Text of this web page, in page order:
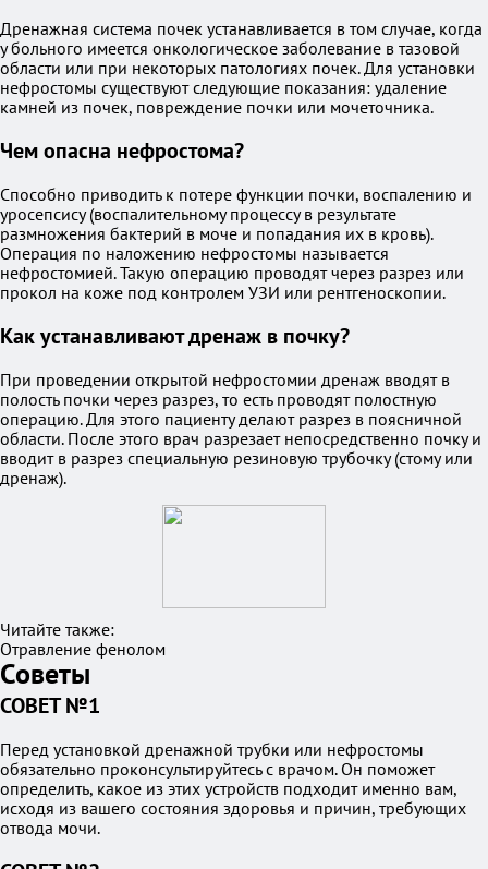
Дренажная система почек устанавливается в том случае, когда
у больного имеется онкологическое заболевание в тазовой
области или при некоторых патологиях почек. Для установки
нефростомы существуют следующие показания: удаление
камней из почек, повреждение почки или мочеточника.
Чем опасна нефростома?
Способно приводить к потере функции почки, воспалению и
уросепсису (воспалительному процессу в результате
размножения бактерий в моче и попадания их в кровь).
Операция по наложению нефростомы называется
нефростомией. Такую операцию проводят через разрез или
прокол на коже под контролем УЗИ или рентгеноскопии.
Как устанавливают дренаж в почку?
При проведении открытой нефростомии дренаж вводят в
полость почки через разрез, то есть проводят полостную
операцию. Для этого пациенту делают разрез в поясничной
области. После этого врач разрезает непосредственно почку и
вводит в разрез специальную резиновую трубочку (стому или
дренаж).
Читайте также:
Отравление фенолом
Советы
СОВЕТ №1
Перед установкой дренажной трубки или нефростомы
обязательно проконсультируйтесь с врачом. Он поможет
определить, какое из этих устройств подходит именно вам,
исходя из вашего состояния здоровья и причин, требующих
отвода мочи.